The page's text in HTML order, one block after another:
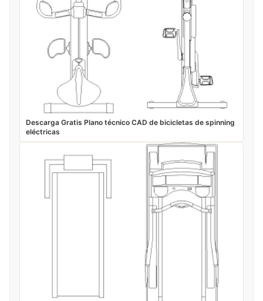
Descarga Gratis Plano técnico CAD de bicicletas de spinning
eléctricas